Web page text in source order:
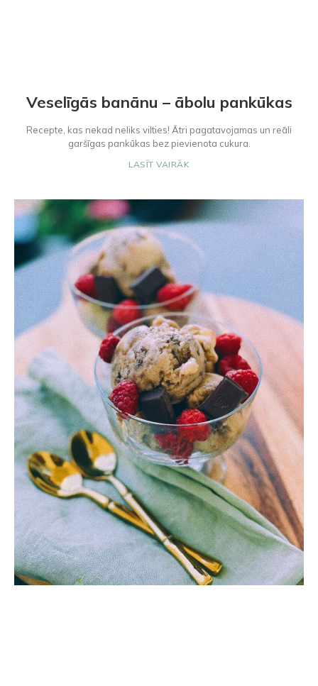
Veselīgās banānu – ābolu pankūkas
Recepte, kas nekad neliks vilties! Ātri pagatavojamas un reāli
garšīgas pankūkas bez pievienota cukura.
LASĪT VAIRĀK